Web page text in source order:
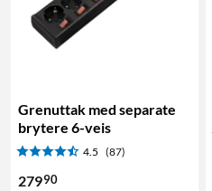
Grenuttak med separate
brytere 6-veis
4.5 (87)
27990